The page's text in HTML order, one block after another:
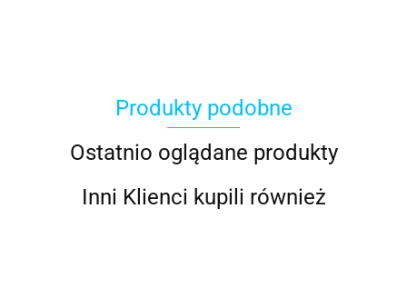
ACOOL TOY
Produkty podobne
Ostatnio oglądane produkty
Inni Klienci kupili również